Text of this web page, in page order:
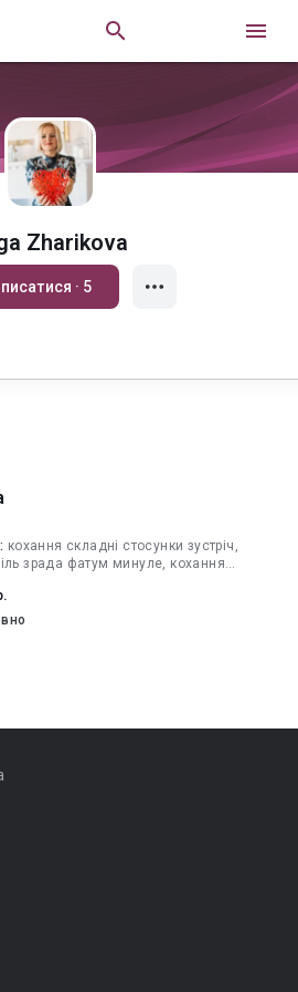
 
Zharikova
Підписатися · 5
кохання складні стосунки зустріч,
зрада фатум минуле, кохання